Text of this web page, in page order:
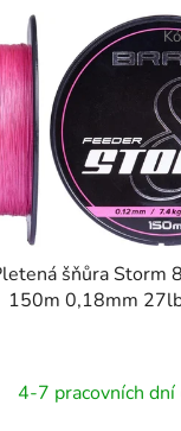
p
r
o
d
u
k
t
ů
šňůra Storm
150m 0,18mm
4-7 pracovních dní